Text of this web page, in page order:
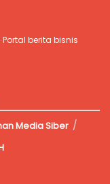
berita bisnis
Media Siber